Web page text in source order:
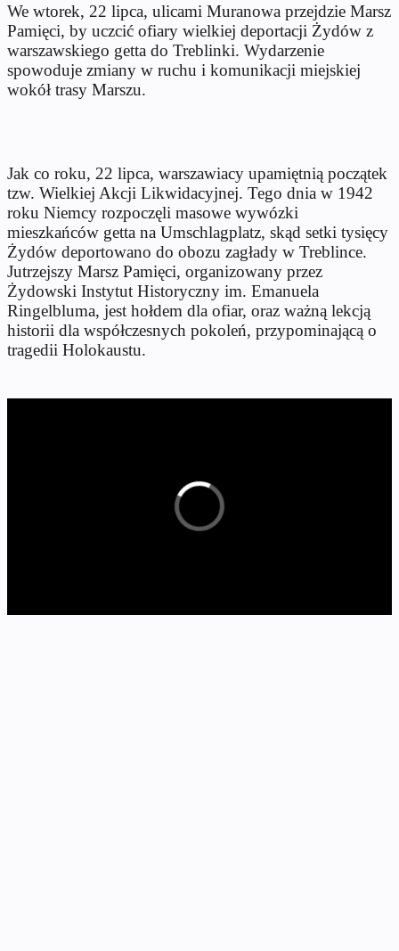
We wtorek, 22 lipca, ulicami Muranowa przejdzie Marsz
Pamięci, by uczcić ofiary wielkiej deportacji Żydów z
warszawskiego getta do Treblinki. Wydarzenie
spowoduje zmiany w ruchu i komunikacji miejskiej
wokół trasy Marszu.
Jak co roku, 22 lipca, warszawiacy upamiętnią początek
tzw. Wielkiej Akcji Likwidacyjnej. Tego dnia w 1942
roku Niemcy rozpoczęli masowe wywózki
mieszkańców getta na Umschlagplatz, skąd setki tysięcy
Żydów deportowano do obozu zagłady w Treblince.
Jutrzejszy Marsz Pamięci, organizowany przez
Żydowski Instytut Historyczny im. Emanuela
Ringelbluma, jest hołdem dla ofiar, oraz ważną lekcją
historii dla współczesnych pokoleń, przypominającą o
tragedii Holokaustu.